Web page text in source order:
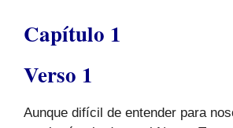
Capítulo 1
Verso 1
Aunque difícil de entender para